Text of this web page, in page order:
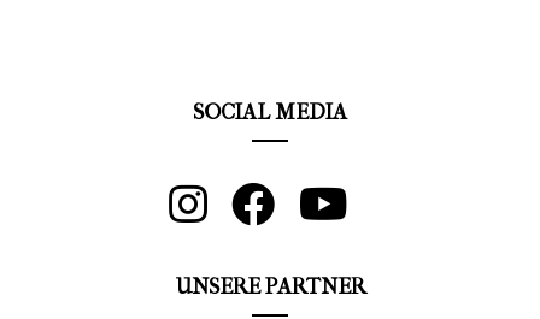
zum Lachen bringen. Einfach mal wieder abschalten und
Spaß haben. Gönn Dir das! Er ist Ausbilder Schmidt und
Durchdringend und gnadenlos streng heizt er seinem
Publikum ein, bis es brüllt und kichert vor lachen.
Ausbilder Schmidt ist der Schleifer der Comedyszene. So
selbsternannten Potentaten und vor allem eine Figur,
die zurecht Kult-Charakter erlangt hat.
SOCIAL MEDIA
UNSERE PARTNER